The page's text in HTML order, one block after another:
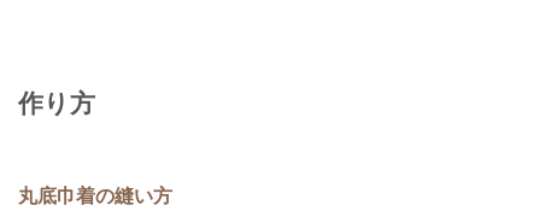
作り方
丸底巾着の縫い方